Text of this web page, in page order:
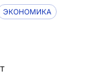
ЭКОНОМИКА